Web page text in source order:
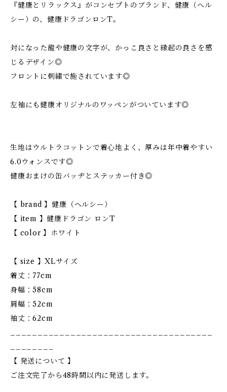
『健康とリラックス』がコンセプトのブランド、健康（ヘル
シー）の、健康ドラゴンロンT。
対になった龍や健康の文字が、かっこ良さと縁起の良さを感
じるデザイン◎
フロントに刺繍で施されています◎
左袖にも健康オリジナルのワッペンがついています◎
生地はウルトラコットンで着心地よく、厚みは年中着やすい
6.0ウォンスです◎
健康おまけの缶バッヂとステッカー付き◎
【 brand 】健康（ヘルシー）
【 item 】健康ドラゴン ロンT
【 color 】ホワイト
【 size 】XLサイズ
着丈：77cm
身幅：58cm
肩幅：52cm
袖丈：62cm
【 発送について 】
ご注文完了から48時間以内に発送します。